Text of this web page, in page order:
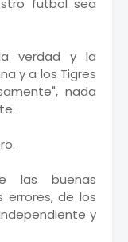
futbol sea
verdad y la
y a los Tigres
nada
las buenas
errores, de los
y